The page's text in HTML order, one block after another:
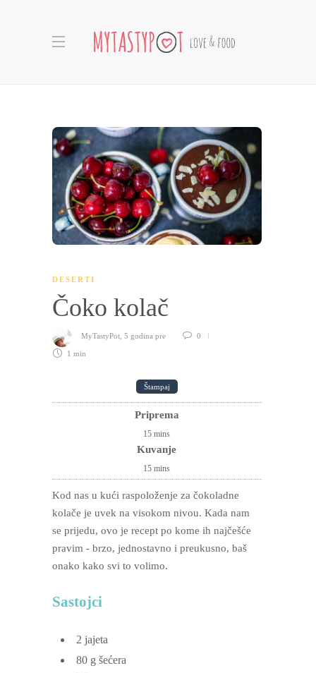
DESERTI
Čoko kolač
MyTastyPot, 5 godina pre 0
1 min
Štampaj
Priprema
15 mins
Kuvanje
15 mins
Kod nas u kući raspoloženje za čokoladne
kolače je uvek na visokom nivou. Kada nam
se prijedu, ovo je recept po kome ih najčešće
pravim - brzo, jednostavno i preukusno, baš
onako kako svi to volimo.
Sastojci
2 jajeta
80 g šećera